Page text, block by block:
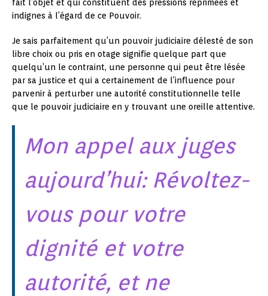
fait l’objet et qui constituent des pressions réprimées et
indignes à l’égard de ce Pouvoir.
Je sais parfaitement qu’un pouvoir judiciaire délesté de son
libre choix ou pris en otage signifie quelque part que
quelqu’un le contraint, une personne qui peut être lésée
par sa justice et qui a certainement de l’influence pour
parvenir à perturber une autorité constitutionnelle telle
que le pouvoir judiciaire en y trouvant une oreille attentive.
Mon appel aux juges
aujourd’hui: Révoltez-
vous pour votre
dignité et votre
autorité, et ne